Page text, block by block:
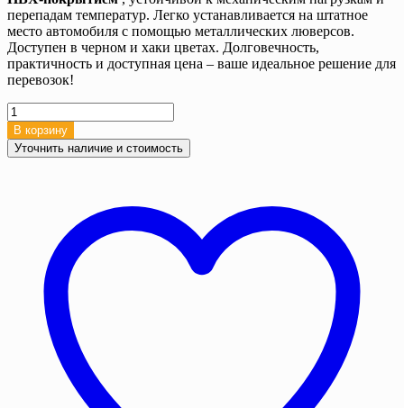
перепадам температур. Легко устанавливается на штатное
место автомобиля с помощью металлических люверсов.
Доступен в черном и хаки цветах. Долговечность,
практичность и доступная цена – ваше идеальное решение для
перевозок!
Количество
товара
Тент
на
двухсторонний,
(черный/
В корзину
Уточнить наличие и стоимость